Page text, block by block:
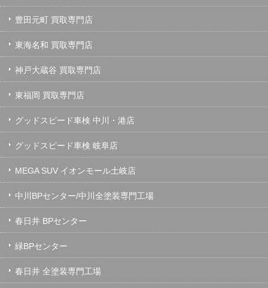
豊田元町 買取専門店
東海名和 買取専門店
神戸大蔵谷 買取専門店
東福岡 買取専門店
グッドスピード車検 中川・港店
グッドスピード車検 岐阜店
MEGA SUV イオンモール土岐店
中川BPセンター/中川全塗装専門工場
春日井 BPセンター
緑BPセンター
春日井 全塗装専門工場